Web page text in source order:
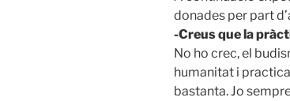
donades per part
-Creus que la
No ho crec, el
humanitat i
bastanta. Jo